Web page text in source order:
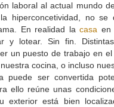
laboral al actual mundo
hiperconcetividad, no
En realidad lacasa en
y lotear. Sin fin.
un puesto de trabajo en
cocina, o incluso
puede ser convertida
ello reúne unas
exterior está bien